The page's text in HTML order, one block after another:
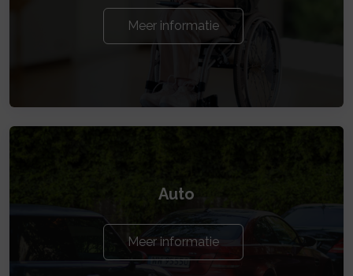
Meer informatie
Auto
Meer informatie